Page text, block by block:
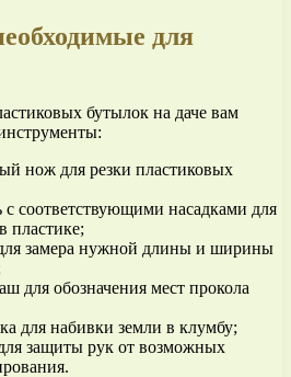
для
бутылок на даче вам
нож для резки пластиковых
с соответствующими насадками для
пластике;
замера нужной длины и ширины
для обозначения мест прокола
для набивки земли в клумбу;
защиты рук от возможных